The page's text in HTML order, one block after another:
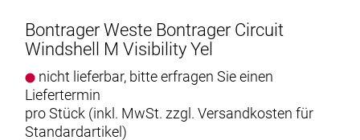
Bontrager Weste Bontrager Circuit
Windshell M Visibility Yel
nicht lieferbar, bitte erfragen Sie einen
Liefertermin
pro Stück (inkl. MwSt. zzgl. Versandkosten für
Standardartikel)